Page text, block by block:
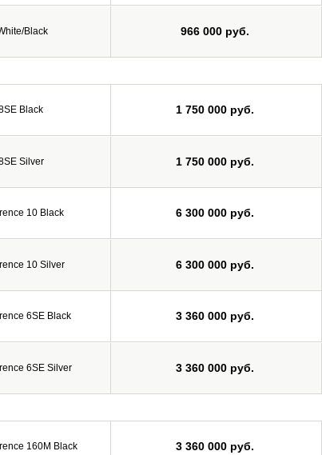
Black 966 000 руб.
Black 1 750 000 руб.
Silver 1 750 000 руб.
10 Black 6 300 000 руб.
10 Silver 6 300 000 руб.
6SE Black 3 360 000 руб.
6SE Silver 3 360 000 руб.
160M Black 3 360 000 руб.